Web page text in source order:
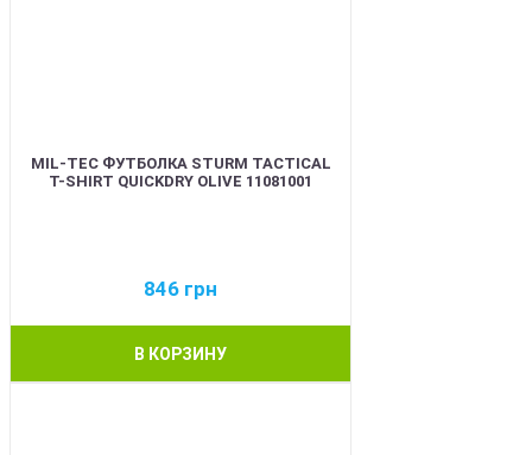
MIL-TEC ФУТБОЛКА STURM TACTICAL
T-SHIRT QUICKDRY OLIVE 11081001
846 грн
В КОРЗИНУ